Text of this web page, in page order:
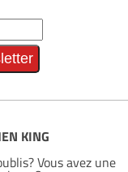
KING
Vous avez une